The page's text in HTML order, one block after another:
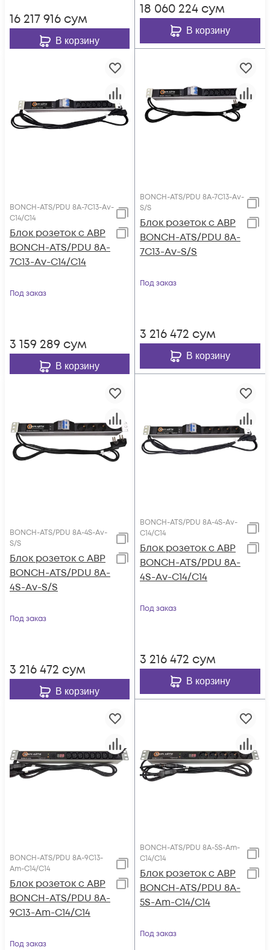
16 217 916 сум
В корзину
18 060 224 сум
В корзину
BONCH-ATS/PDU 8A-7C13-Av-
C14/C14
Блок розеток с АВР
BONCH-ATS/PDU 8A-
7C13-Av-C14/C14
Под заказ
3 159 289 сум
В корзину
BONCH-ATS/PDU 8A-7C13-Av-
S/S
Блок розеток с АВР
BONCH-ATS/PDU 8A-
7C13-Av-S/S
Под заказ
3 216 472 сум
В корзину
BONCH-ATS/PDU 8A-4S-Av-
S/S
Блок розеток с АВР
BONCH-ATS/PDU 8A-
4S-Av-S/S
Под заказ
3 216 472 сум
В корзину
BONCH-ATS/PDU 8A-4S-Av-
C14/C14
Блок розеток с АВР
BONCH-ATS/PDU 8A-
4S-Av-C14/C14
Под заказ
3 216 472 сум
В корзину
BONCH-ATS/PDU 8A-9C13-
Am-C14/C14
Блок розеток с АВР
BONCH-ATS/PDU 8A-
9C13-Am-C14/C14
Под заказ
BONCH-ATS/PDU 8A-5S-Am-
C14/C14
Блок розеток с АВР
BONCH-ATS/PDU 8A-
5S-Am-C14/C14
Под заказ